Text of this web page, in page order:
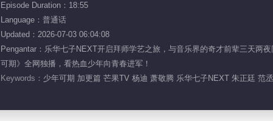
Episode Duration：18:55
Language：普通话
Updated：2026-07-03 06:04:08
Pengantar：乐华七子NEXT开启拜师学艺之旅，与音乐界的奇才前辈三天两
可期》全网独播，看热血少年向青春进军！
Keywords： 少年可期 加更篇 芒果TV 杨迪 萧敬腾 乐华七子NEXT 朱正廷 范